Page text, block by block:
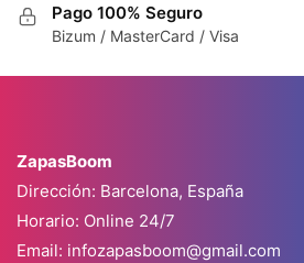
Pago 100% Seguro
Bizum / MasterCard / Visa
ZapasBoom
Dirección: Barcelona, España
Horario: Online 24/7
Email: infozapasboom@gmail.com